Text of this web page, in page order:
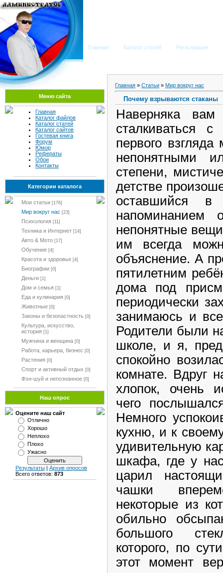
Главная Каталог статей Регистрация
Меню сайта
Главная
Каталог файлов
Каталог статей
Каталог сайтов
Гостевая книга
Форум
Юмор
Рефераты
Обои
Контакты
Категории каталога
Мои статьи [176]
Мир вокруг нас [23]
Психология [11]
Техника и Интернет [14]
Авто & Мото [17]
Обучение [4]
Красота и здоровье [4]
Биографии [0]
Деньги [1]
Дом и семья [1]
Еда и кулинария [0]
Животные [0]
Законы и безопастность [0]
Культура, искусство,
история [1]
Мужчина и женщина [0]
Работа, карьера, бизнес [0]
Растения [0]
Спорт и активный отдых [0]
Фэн-шуй и непознанное [0]
Наш опрос
Оцените наш сайт
Отлично
Хорошо
Неплохо
Плохо
Ужасно
Результаты | Архив опросов
Всего ответов: 873
Главная » Статьи » Мир вокруг нас
Почему взрываются стаканы
Наверняка
сталкиваться
первого взгляда
непонятными
степени,
детстве
оставшийся
непонятные
им всегда
объяснение. А
пятилетним
дома под
периодически
занимаюсь и
Родители были
школе, и я,
спокойно
комнате. Вдруг
хлопок, очень
чего
Немного
кухню, и к
удивительную
шкафа, где у
царил
чашки
некоторые из
обильно
большого
которого, по
этот момент